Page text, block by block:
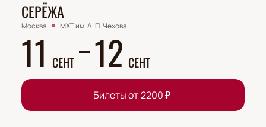
СЕРЁЖА
Москва МХТ им. А. П. Чехова
11 СЕНТ 12 СЕНТ
Билеты от2200₽